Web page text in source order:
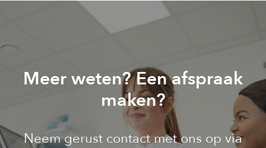
Meer weten? Een afspraak
maken?
Neem gerust contact met ons op via